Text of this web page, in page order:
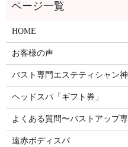
HOME
お客様の声
バスト専門エステティシャン
ヘッドスパ「ギフト券」
よくある質問〜バストアップ
遠赤ボディスパ